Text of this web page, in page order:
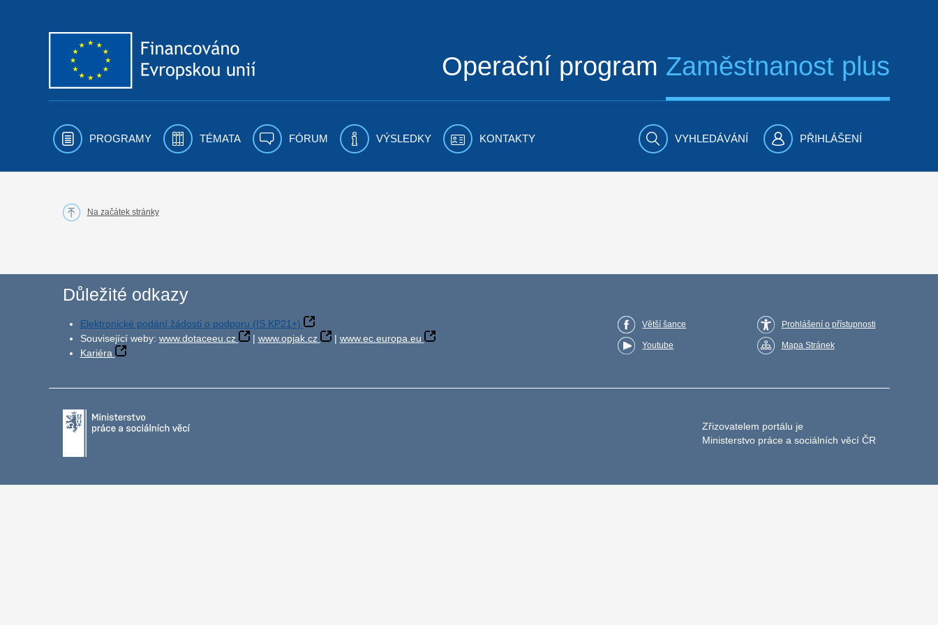
Operační program Zaměstnanost plus
PROGRAMY TÉMATA FÓRUM VÝSLEDKY KONTAKTY VYHLEDÁVÁNÍ PŘIHLÁŠENÍ
Na začátek stránky
Důležité odkazy
Elektronické podání žádosti o podporu (IS KP21+)
Související weby: www.dotaceeu.cz | www.opjak.cz | www.ec.europa.eu
Kariéra
Větší šance
Youtube
Prohlášení o přístupnosti
Mapa Stránek
Zřizovatelem portálu je
Ministerstvo práce a sociálních věcí ČR